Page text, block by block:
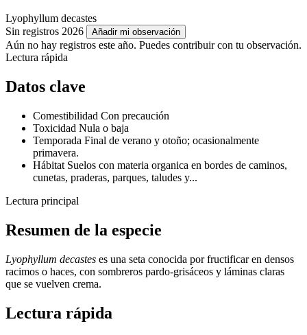
Lyophyllum decastes
Sin registros 2026
Añadir mi observación
Aún no hay registros este año. Puedes contribuir con tu observación.
Lectura rápida
Datos clave
Comestibilidad Con precaución
Toxicidad Nula o baja
Temporada Final de verano y otoño; ocasionalmente
primavera.
Hábitat Suelos con materia organica en bordes de caminos,
cunetas, praderas, parques, taludes y...
Lectura principal
Resumen de la especie
Lyophyllum decastes es una seta conocida por fructificar en densos
racimos o haces, con sombreros pardo-grisáceos y láminas claras
que se vuelven crema.
Lectura rápida